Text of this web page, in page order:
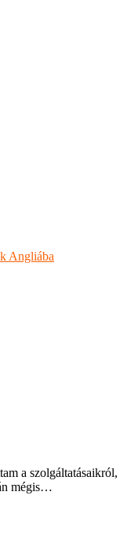
Angliába
a szolgáltatásaikról,
mégis…